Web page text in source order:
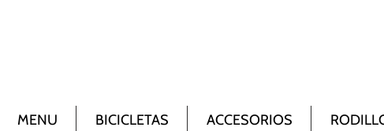
MENU BICICLETAS ACCESORIOS